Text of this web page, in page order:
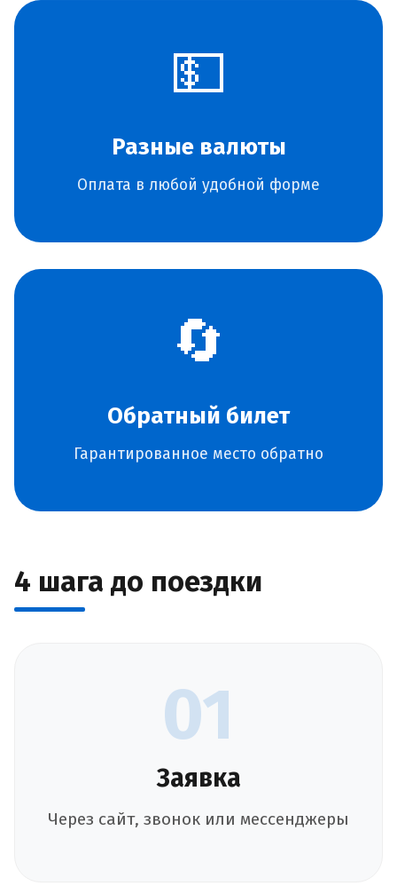
💵
Разные валюты
Оплата в любой удобной форме
🔄
Обратный билет
Гарантированное место обратно
4 шага до поездки
01
Заявка
Через сайт, звонок или мессенджеры